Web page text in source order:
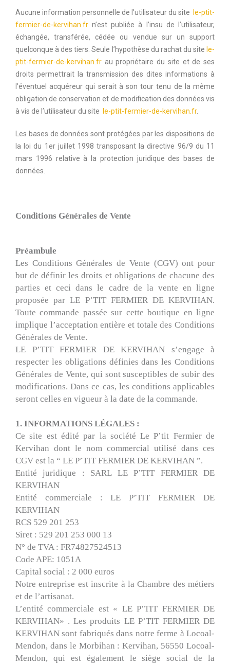
Aucune information personnelle de l’utilisateur du site
le-ptit-
fermier-de-kervihan.fr n’est publiée à l’insu de l’utilisateur,
échangée, transférée, cédée ou vendue sur un support
quelconque à des tiers. Seule l’hypothèse du rachat du site le-
ptit-fermier-de-kervihan.fr au propriétaire du site et de ses
droits permettrait la transmission des dites informations à
l’éventuel acquéreur qui serait à son tour tenu de la même
obligation de conservation et de modification des données vis
à vis de l’utilisateur du site
le-ptit-fermier-de-kervihan.fr.
Les bases de données sont protégées par les dispositions de
la loi du 1er juillet 1998 transposant la directive 96/9 du 11
mars 1996 relative à la protection juridique des bases de
données.
Conditions Générales de Vente
Préambule
Les Conditions Générales de Vente (CGV) ont pour
but de définir les droits et obligations de chacune des
parties et ceci dans le cadre de la vente en ligne
proposée par LE P’TIT FERMIER DE KERVIHAN.
Toute commande passée sur cette boutique en ligne
implique l’acceptation entière et totale des Conditions
Générales de Vente.
LE P’TIT FERMIER DE KERVIHAN s’engage à
respecter les obligations définies dans les Conditions
Générales de Vente, qui sont susceptibles de subir des
modifications. Dans ce cas, les conditions applicables
seront celles en vigueur à la date de la commande.
1. INFORMATIONS LÉGALES :
Ce site est édité par la société Le P’tit Fermier de
Kervihan dont le nom commercial utilisé dans ces
CGV est la “ LE P’TIT FERMIER DE KERVIHAN ”.
Entité juridique : SARL LE P’TIT FERMIER DE
KERVIHAN
Entité commerciale : LE P’TIT FERMIER DE
KERVIHAN
RCS 529 201 253
Siret : 529 201 253 000 13
N° de TVA : FR74827524513
Code APE: 1051A
Capital social : 2 000 euros
Notre entreprise est inscrite à la Chambre des métiers
et de l’artisanat.
L’entité commerciale est « LE P’TIT FERMIER DE
KERVIHAN» . Les produits LE P’TIT FERMIER DE
KERVIHAN sont fabriqués dans notre ferme à Locoal-
Mendon, dans le Morbihan : Kervihan, 56550 Locoal-
Mendon, qui est également le siège social de la